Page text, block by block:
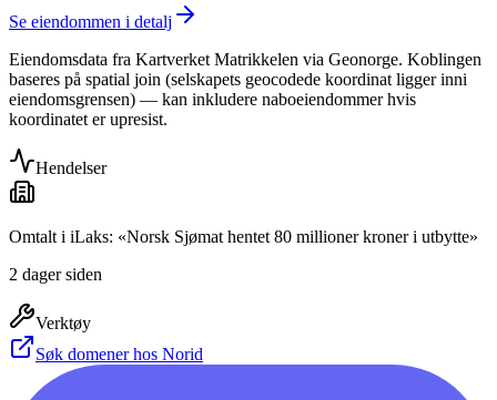
Se eiendommen i detalj
Eiendomsdata fra Kartverket Matrikkelen via Geonorge. Koblingen
baseres på spatial join (selskapets geocodede koordinat ligger inni
eiendomsgrensen) — kan inkludere naboeiendommer hvis
koordinatet er upresist.
Hendelser
Omtalt i iLaks: «Norsk Sjømat hentet 80 millioner kroner i utbytte»
2 dager siden
Verktøy
Søk domener hos Norid